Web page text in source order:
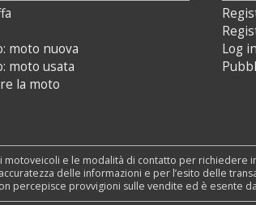
moto nuova
moto usata
la moto
Log in
e le modalità di contatto per
delle informazioni e per l’esito delle
percepisce provvigioni sulle vendite ed è esente